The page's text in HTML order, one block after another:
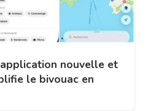
nouvelle et
le bivouac en